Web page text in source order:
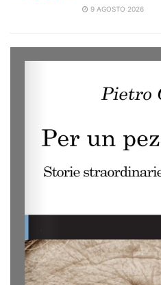
9 AGOSTO 2026